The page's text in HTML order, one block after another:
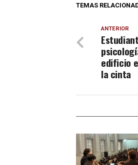
TEMAS
ANTERIOR
edificio
la cinta